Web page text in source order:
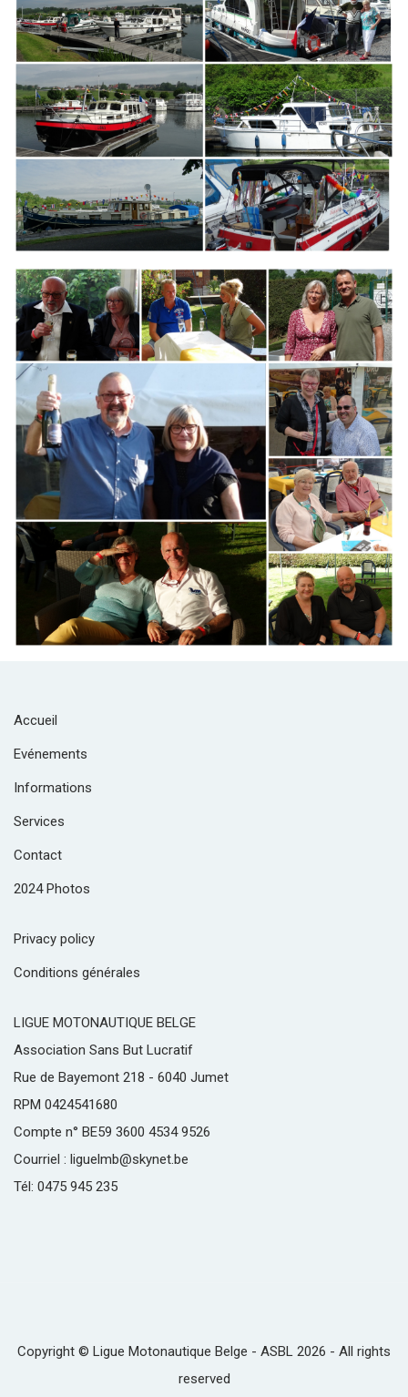
Branding
ARMCHAIR
Accueil
Evénements
Informations
Services
Contact
2024 Photos
Privacy policy
Conditions générales
LIGUE MOTONAUTIQUE BELGE
Association Sans But Lucratif
Rue de Bayemont 218 - 6040 Jumet
RPM 0424541680
Compte n° BE59 3600 4534 9526
Courriel : liguelmb@skynet.be
Tél: 0475 945 235
Copyright © Ligue Motonautique Belge - ASBL 2026 - All rights
reserved